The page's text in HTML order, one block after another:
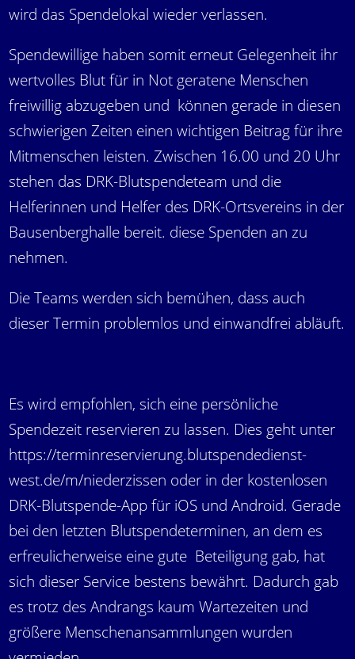
wird das Spendelokal wieder verlassen.
Spendewillige haben somit erneut Gelegenheit ihr
wertvolles Blut für in Not geratene Menschen
freiwillig abzugeben und können gerade in diesen
schwierigen Zeiten einen wichtigen Beitrag für ihre
Mitmenschen leisten. Zwischen 16.00 und 20 Uhr
stehen das DRK-Blutspendeteam und die
Helferinnen und Helfer des DRK-Ortsvereins in der
Bausenberghalle bereit. diese Spenden an zu
nehmen.
Die Teams werden sich bemühen, dass auch
dieser Termin problemlos und einwandfrei abläuft.
Es wird empfohlen, sich eine persönliche
Spendezeit reservieren zu lassen. Dies geht unter
https://terminreservierung.blutspendedienst-
west.de/m/niederzissen oder in der kostenlosen
DRK-Blutspende-App für iOS und Android. Gerade
bei den letzten Blutspendeterminen, an dem es
erfreulicherweise eine gute Beteiligung gab, hat
sich dieser Service bestens bewährt. Dadurch gab
es trotz des Andrangs kaum Wartezeiten und
größere Menschenansammlungen wurden